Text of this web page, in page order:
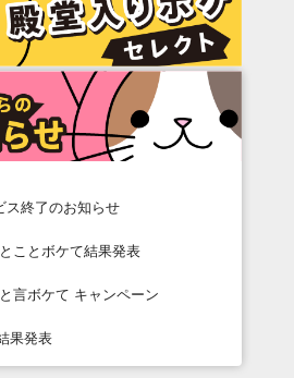
ス終了のお知らせ
ことボケて結果発表
言ボケて キャンペーン
果発表